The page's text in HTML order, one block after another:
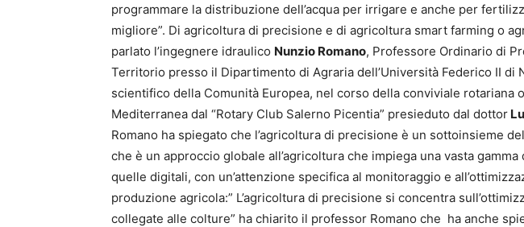
programmare la distribuzione dell’acqua per irrigare e anche per
migliore”. Di agricoltura di precisione e di agricoltura smart farming o
parlato l’ingegnere idraulico Nunzio Romano, Professore Ordinario di
Territorio presso il Dipartimento di Agraria dell’Università Federico II di
scientifico della Comunità Europea, nel corso della conviviale rotariana
Mediterranea dal “Rotary Club Salerno Picentia” presieduto dal dottor
Romano ha spiegato che l’agricoltura di precisione è un sottoinsieme
che è un approccio globale all’agricoltura che impiega una vasta
quelle digitali, con un’attenzione specifica al monitoraggio e
produzione agricola:” L’agricoltura di precisione si concentra
collegate alle colture” ha chiarito il professor Romano che ha anche